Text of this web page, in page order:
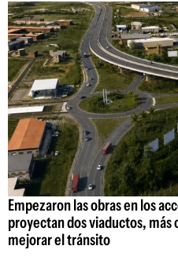
Empezaron las obras en los
proyectan dos viaductos, más
mejorar el tránsito